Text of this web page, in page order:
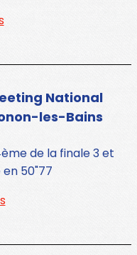
National
les-Bains
de la finale 3 et
50"77